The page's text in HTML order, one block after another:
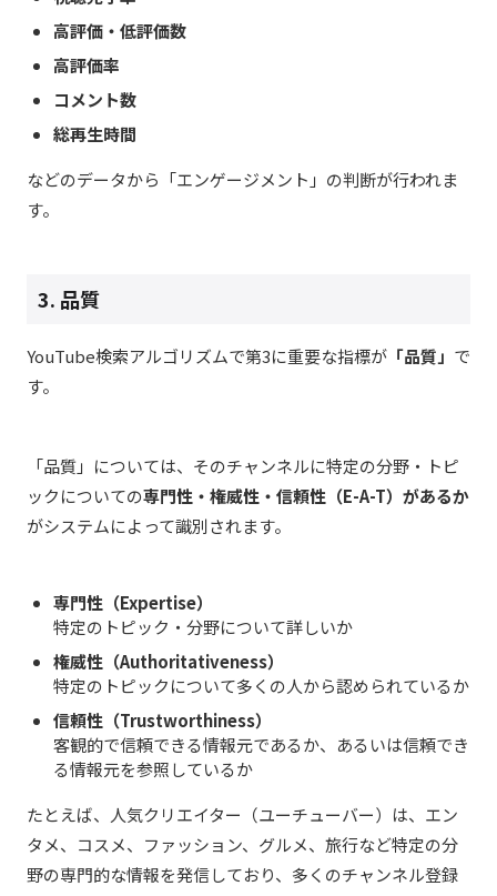
高評価・低評価数
高評価率
コメント数
総再生時間
などのデータから「エンゲージメント」の判断が行われま
す。
3. 品質
YouTube検索アルゴリズムで第3に重要な指標が 「品質」 で
す。
「品質」については、そのチャンネルに特定の分野・トピ
ックについての専門性・権威性・信頼性（E-A-T）があるか
がシステムによって識別されます。
専門性（Expertise）
特定のトピック・分野について詳しいか
権威性（Authoritativeness）
特定のトピックについて多くの人から認められているか
信頼性（Trustworthiness）
客観的で信頼できる情報元であるか、あるいは信頼でき
る情報元を参照しているか
たとえば、人気クリエイター（ユーチューバー）は、エン
タメ、コスメ、ファッション、グルメ、旅行など特定の分
野の専門的な情報を発信しており、多くのチャンネル登録